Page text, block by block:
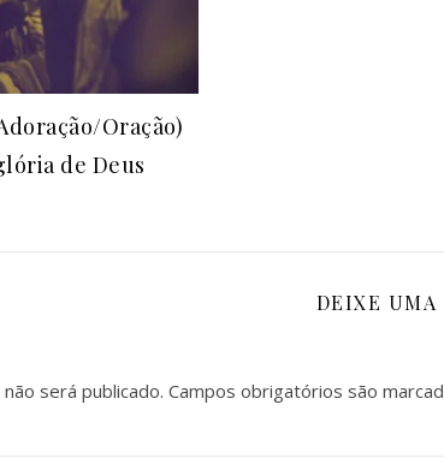
Oração)
de Deus
DEIXE UMA
será publicado. Campos obrigatórios são